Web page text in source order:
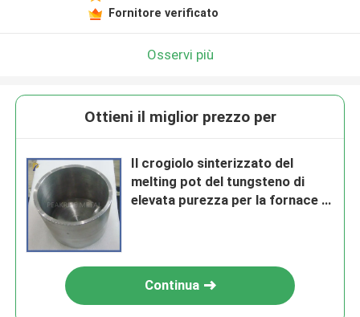
Fornitore verificato
Osservi più
Ottieni il miglior prezzo per
Il crogiolo sinterizzato del
melting pot del tungsteno di
elevata purezza per la fornace di
Continua